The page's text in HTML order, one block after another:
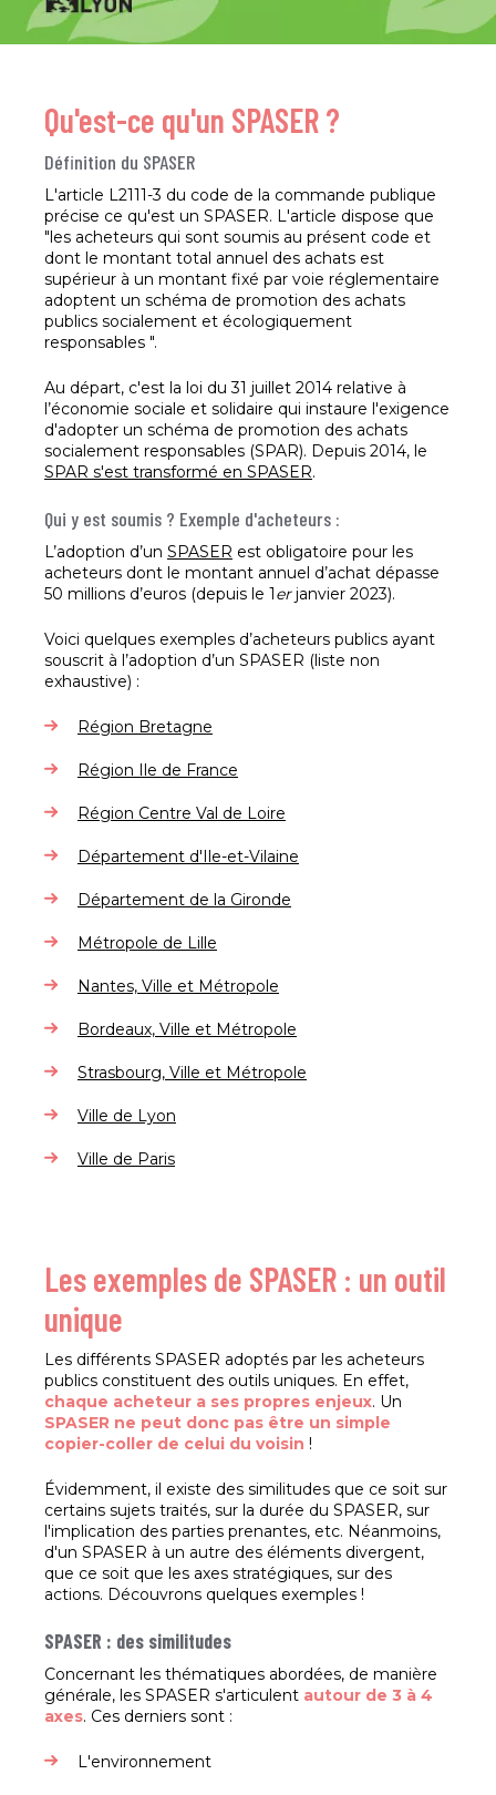
Qu'est-ce qu'un SPASER ?
Définition du SPASER
L'article L2111-3 du code de la commande publique
précise ce qu'est un SPASER. L'article dispose que
"les acheteurs qui sont soumis au présent code et
dont le montant total annuel des achats est
supérieur à un montant fixé par voie réglementaire
adoptent un schéma de promotion des achats
publics socialement et écologiquement
responsables ".
Au départ, c'est la loi du 31 juillet 2014 relative à
l’économie sociale et solidaire qui instaure l'exigence
d'adopter un schéma de promotion des achats
socialement responsables (SPAR). Depuis 2014, le
SPAR s'est transformé en SPASER.
Qui y est soumis ? Exemple d'acheteurs :
L’adoption d’un SPASER est obligatoire pour les
acheteurs dont le montant annuel d’achat dépasse
50 millions d’euros (depuis le 1erjanvier 2023).
Voici quelques exemples d’acheteurs publics ayant
souscrit à l’adoption d’un SPASER (liste non
exhaustive) :
Région Bretagne
Région Ile de France
Région Centre Val de Loire
Département d'Ile-et-Vilaine
Département de la Gironde
Métropole de Lille
Nantes, Ville et Métropole
Bordeaux, Ville et Métropole
Strasbourg, Ville et Métropole
Ville de Lyon
Ville de Paris
Les exemples de SPASER : un outil
unique
Les différents SPASER adoptés par les acheteurs
publics constituent des outils uniques. En effet,
chaque acheteur a ses propres enjeux. Un
SPASER ne peut donc pas être un simple
copier-coller de celui du voisin !
Évidemment, il existe des similitudes que ce soit sur
certains sujets traités, sur la durée du SPASER, sur
l'implication des parties prenantes, etc. Néanmoins,
d'un SPASER à un autre des éléments divergent,
que ce soit que les axes stratégiques, sur des
actions. Découvrons quelques exemples !
SPASER : des similitudes
Concernant les thématiques abordées, de manière
générale, les SPASER s'articulent autour de 3 à 4
axes. Ces derniers sont :
L'environnement